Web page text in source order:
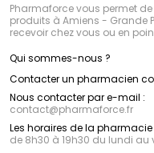
Pharmaforce vous permet
produits à Amiens - Grande
recevoir chez vous ou en
Qui sommes-nous ?
Contacter un pharmacien
Nous contacter par e-mail :
contact@pharmaforce.fr
Les horaires de la pharmacie
de 8h30 à 19h30 du lundi au